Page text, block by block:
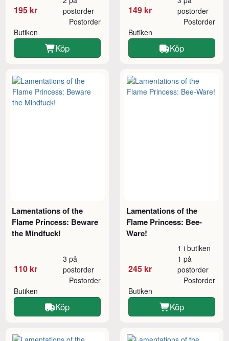
195 kr
postorder
Butiken
Postorder
Köp
149 kr
postorder
Butiken
Postorder
Köp
Lamentations of the
Flame Princess: Beware
the Mindfuck!
110 kr
3 på
postorder
Butiken
Postorder
Köp
Lamentations of the
Flame Princess: Bee-
Ware!
245 kr
1 i butiken
1 på
postorder
Butiken
Postorder
Köp